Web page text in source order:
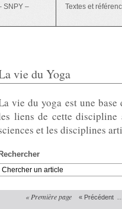
SNPY –
Textes et
vie du Yoga
vie du yoga est une
liens de cette discipline
et les disciplines
Rechercher
« Première page « Précédent …